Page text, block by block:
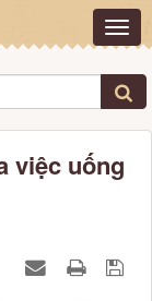
việc uống